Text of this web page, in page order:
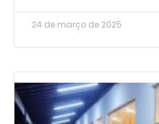
24 de março de 2025